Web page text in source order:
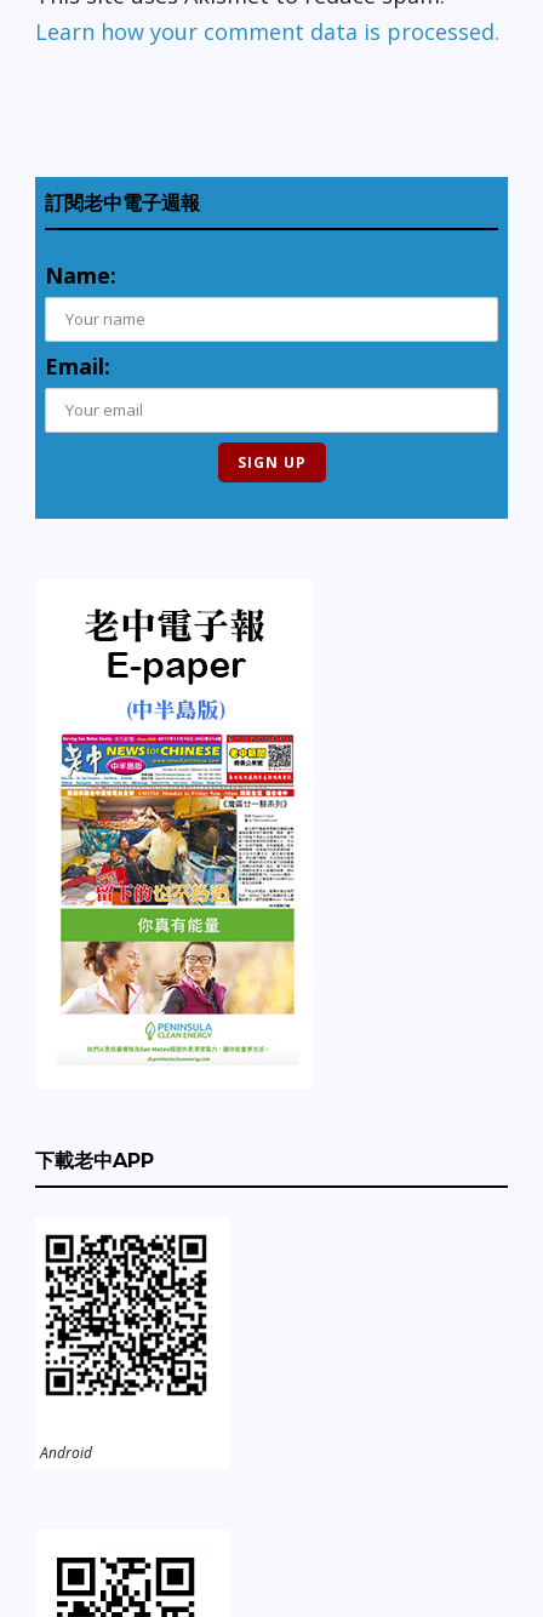
Learn how your comment data is processed.
訂閱老中電子週報
Name:
Email:
下載老中APP
Android